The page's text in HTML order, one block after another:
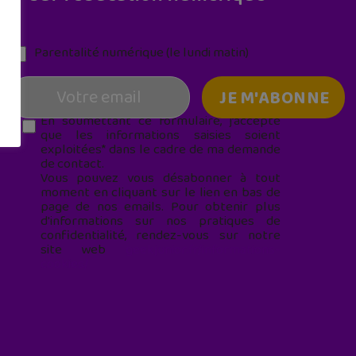
Parentalité numérique (le lundi matin)
En soumettant ce formulaire, j’accepte
que les informations saisies soient
exploitées* dans le cadre de ma demande
de contact.
Vous pouvez vous désabonner à tout
moment en cliquant sur le lien en bas de
page de nos emails. Pour obtenir plus
d'informations sur nos pratiques de
confidentialité, rendez-vous sur notre
site web